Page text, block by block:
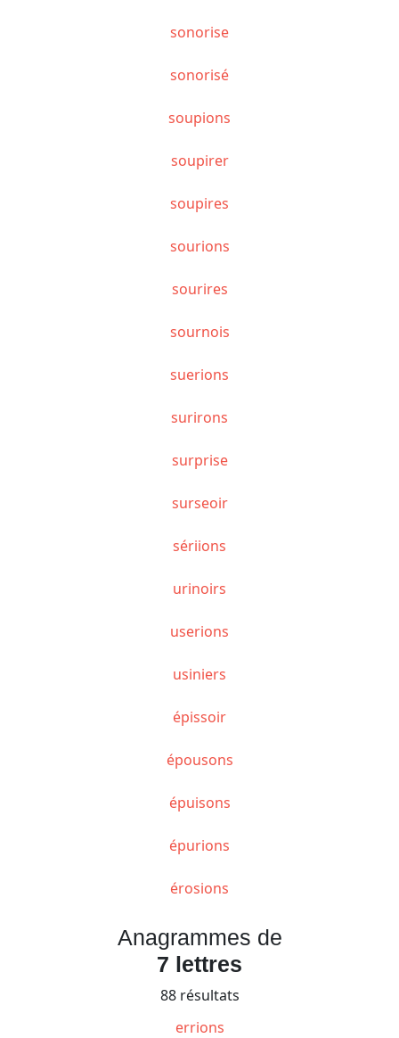
sonorise
sonorisé
soupions
soupirer
soupires
sourions
sourires
sournois
suerions
surirons
surprise
surseoir
sériions
urinoirs
userions
usiniers
épissoir
épousons
épuisons
épurions
érosions
Anagrammes de
7 lettres
88 résultats
errions